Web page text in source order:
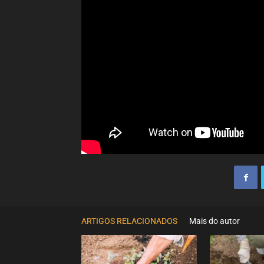
ARTIGOS RELACIONADOS Mais do autor